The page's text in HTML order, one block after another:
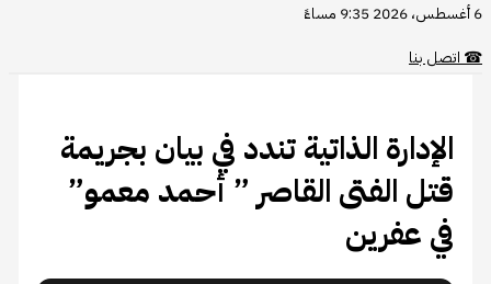
6 أغسطس، 2026 9:35 مساءً
☎اتصل بنا
الإدارة الذاتية تندد في بيان بجريمة
قتل الفتى القاصر ” أحمد معمو”
في عفرين